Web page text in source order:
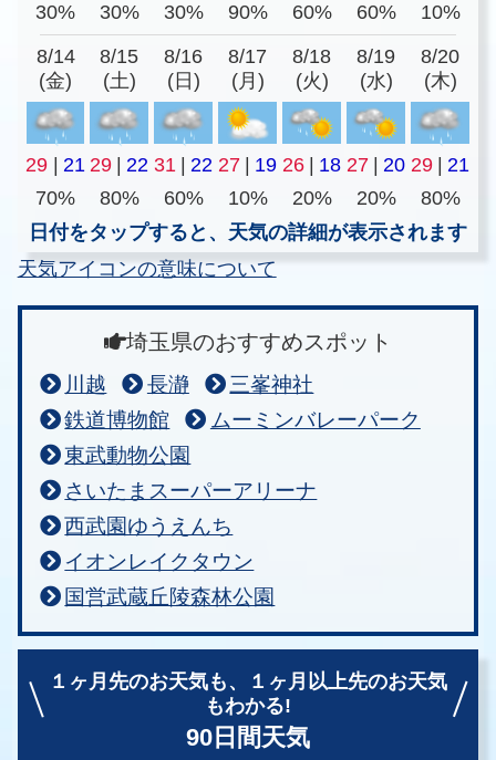
30%
30% 30% 90% 60% 60% 10%
8/14
(金)
8/15
(土)
8/16
(日)
8/17
(月)
8/18
(火)
8/19
(水)
8/20
(木)
29 21 29 22 31 22 27 19 26 18 27 20 29
21
70%
80% 60% 10% 20% 20%
80%
日付をタップすると、天気の詳細が表示されます
天気アイコンの意味について
埼玉県のおすすめスポット
川越 長瀞
三峯神社
鉄道博物館
ムーミンバレーパーク
東武動物公園
さいたまスーパーアリーナ
西武園ゆうえんち
イオンレイクタウン
国営武蔵丘陵森林公園
１ヶ月先のお天気も、
１ヶ月以上先のお天気
もわかる!
90日間天気